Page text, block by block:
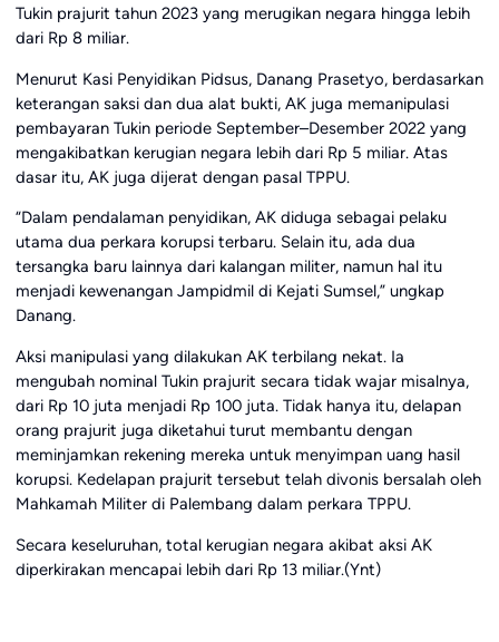
Tukin prajurit tahun 2023 yang merugikan negara hingga lebih
dari Rp 8 miliar.
Menurut Kasi Penyidikan Pidsus, Danang Prasetyo, berdasarkan
keterangan saksi dan dua alat bukti, AK juga memanipulasi
pembayaran Tukin periode September–Desember 2022 yang
mengakibatkan kerugian negara lebih dari Rp 5 miliar. Atas
dasar itu, AK juga dijerat dengan pasal TPPU.
“Dalam pendalaman penyidikan, AK diduga sebagai pelaku
utama dua perkara korupsi terbaru. Selain itu, ada dua
tersangka baru lainnya dari kalangan militer, namun hal itu
menjadi kewenangan Jampidmil di Kejati Sumsel,” ungkap
Danang.
Aksi manipulasi yang dilakukan AK terbilang nekat. Ia
mengubah nominal Tukin prajurit secara tidak wajar misalnya,
dari Rp 10 juta menjadi Rp 100 juta. Tidak hanya itu, delapan
orang prajurit juga diketahui turut membantu dengan
meminjamkan rekening mereka untuk menyimpan uang hasil
korupsi. Kedelapan prajurit tersebut telah divonis bersalah oleh
Mahkamah Militer di Palembang dalam perkara TPPU.
Secara keseluruhan, total kerugian negara akibat aksi AK
diperkirakan mencapai lebih dari Rp 13 miliar.(Ynt)